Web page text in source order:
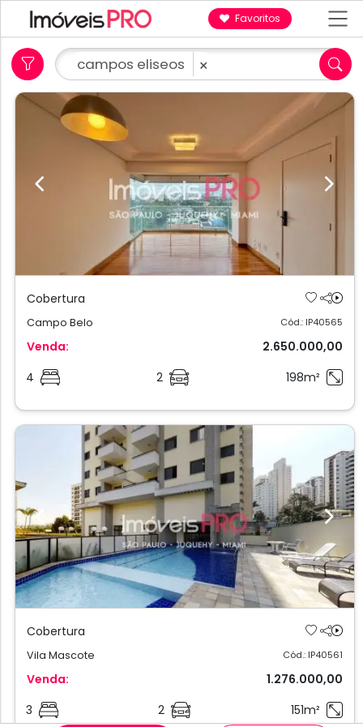
Favoritos
campos eliseos ×
Previous Next
Cobertura
Campo Belo Cód.: IP40565
Venda:
2.650.000,00
4
2 198m²
Previous Next
Cobertura
Vila Mascote Cód.: IP40561
Venda:
1.276.000,00
3
2 151m²